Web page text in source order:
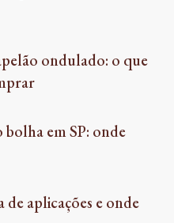
ondulado: o que
em SP: onde
de aplicações e onde